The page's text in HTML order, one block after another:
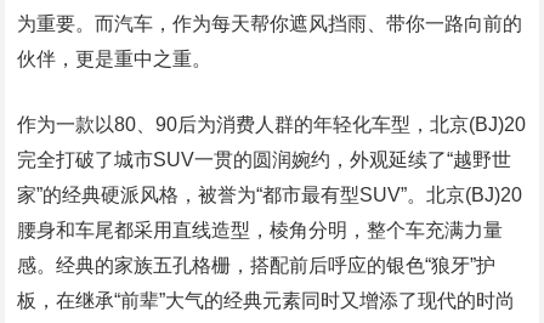
为重要。而汽车，作为每天帮你遮风挡雨、带你一路向前的
伙伴，更是重中之重。
作为一款以80、90后为消费人群的年轻化车型，北京(BJ)20
完全打破了城市SUV一贯的圆润婉约，外观延续了“越野世
家”的经典硬派风格，被誉为“都市最有型SUV”。北京(BJ)20
腰身和车尾都采用直线造型，棱角分明，整个车充满力量
感。经典的家族五孔格栅，搭配前后呼应的银色“狼牙”护
板，在继承“前辈”大气的经典元素同时又增添了现代的时尚